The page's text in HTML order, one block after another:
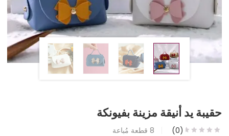
حقيبة يد أنيقة مزينة بفيونكة
(0)
8 قطعة مُباعة